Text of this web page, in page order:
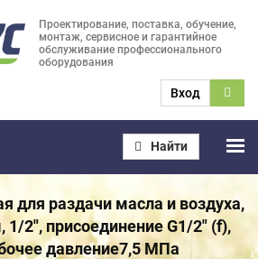
Проектирование, поставка, обучение,
монтаж, сервисное и гарантийное
обслуживание профессионального
оборудования
Вход
Найти
для раздачи масла и воздуха,
1/2", присоединение G1/2" (f),
давление7,5 МПа